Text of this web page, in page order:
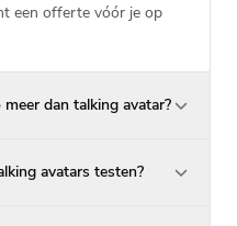
een offerte vóór je op
dan talking avatar?
avatars testen?